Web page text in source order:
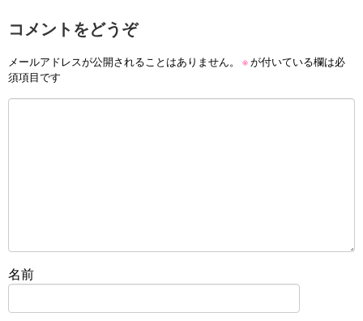
コメントをどうぞ
メールアドレスが公開されることはありません。 ※が付いている欄は必
須項目です
名前